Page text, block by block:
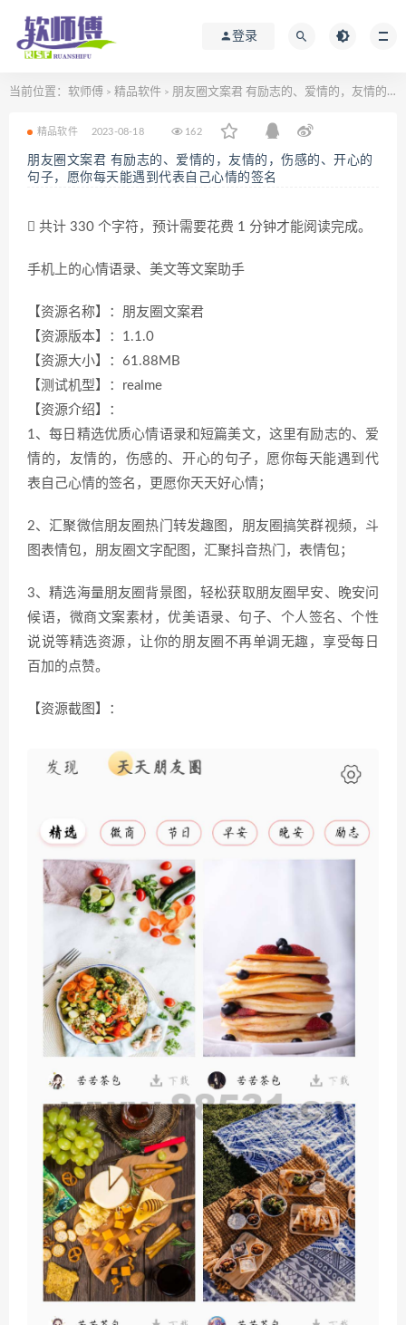
登录
当前位置： 软师傅 > 精品软件 > 朋友圈文案君 有励志的、爱情的，友情的，伤感的、开心的句子，愿你每天能遇到代表自己心情的签名
精品软件 2023-08-18 162
朋友圈文案君 有励志的、爱情的，友情的，伤感的、开心的
句子，愿你每天能遇到代表自己心情的签名
共计 330 个字符，预计需要花费 1 分钟才能阅读完成。
手机上的心情语录、美文等文案助手
【资源名称】：朋友圈文案君
【资源版本】：1.1.0
【资源大小】：61.88MB
【测试机型】：realme
【资源介绍】：
1、每日精选优质心情语录和短篇美文，这里有励志的、爱
情的，友情的，伤感的、开心的句子，愿你每天能遇到代
表自己心情的签名，更愿你天天好心情；
2、汇聚微信朋友圈热门转发趣图，朋友圈搞笑群视频，斗
图表情包，朋友圈文字配图，汇聚抖音热门，表情包；
3、精选海量朋友圈背景图，轻松获取朋友圈早安、晚安问
候语，微商文案素材，优美语录、句子、个人签名、个性
说说等精选资源，让你的朋友圈不再单调无趣，享受每日
百加的点赞。
【资源截图】：